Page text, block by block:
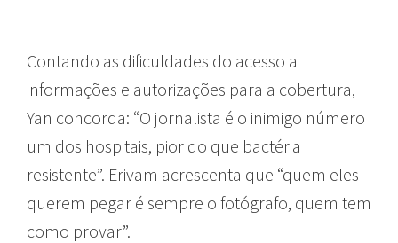
Contando as dificuldades do acesso a
informações e autorizações para a cobertura,
Yan concorda: “O jornalista é o inimigo número
um dos hospitais, pior do que bactéria
resistente”. Erivam acrescenta que “quem eles
querem pegar é sempre o fotógrafo, quem tem
como provar”.